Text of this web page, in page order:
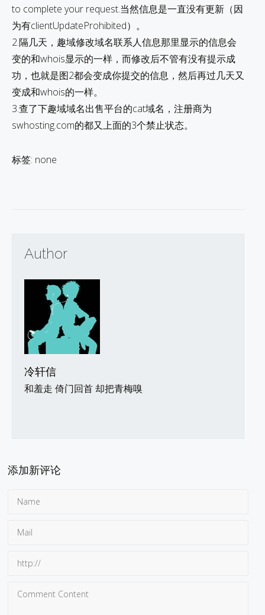
to complete your request.当然信息是一直没有更新（因
为有clientUpdateProhibited）。
2.隔几天，趣域修改域名联系人信息那里显示的信息会
变的和whois显示的一样，而修改后不管有没有提示成
功，也就是图2都会变成你提交的信息，然后再过几天又
变成和whois的一样。
3.查了下趣域域名出售平台的cat域名，注册商为
swhosting.com的都又上面的3个禁止状态。
标签: none
Author
冷轩信
和羞走 倚门回首 却把青梅嗅
添加新评论